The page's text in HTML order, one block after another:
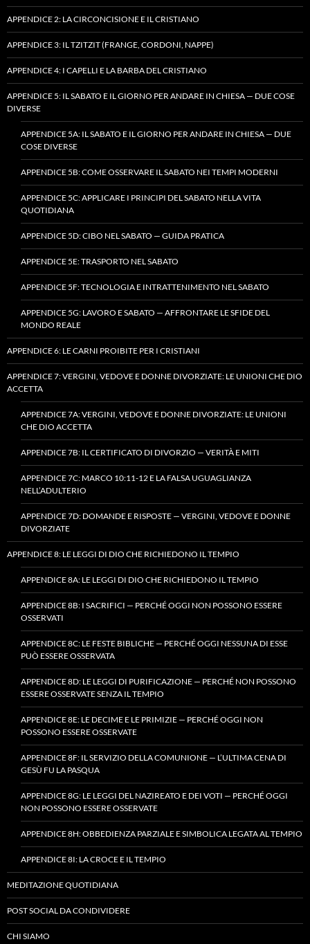
APPENDICE 2: LA CIRCONCISIONE E IL CRISTIANO
APPENDICE 3: IL TZITZIT (FRANGE, CORDONI, NAPPE)
APPENDICE 4: I CAPELLI E LA BARBA DEL CRISTIANO
APPENDICE 5: IL SABATO E IL GIORNO PER ANDARE IN CHIESA — DUE COSE
DIVERSE
APPENDICE 5A: IL SABATO E IL GIORNO PER ANDARE IN CHIESA — DUE
COSE DIVERSE
APPENDICE 5B: COME OSSERVARE IL SABATO NEI TEMPI MODERNI
APPENDICE 5C: APPLICARE I PRINCIPI DEL SABATO NELLA VITA
QUOTIDIANA
APPENDICE 5D: CIBO NEL SABATO — GUIDA PRATICA
APPENDICE 5E: TRASPORTO NEL SABATO
APPENDICE 5F: TECNOLOGIA E INTRATTENIMENTO NEL SABATO
APPENDICE 5G: LAVORO E SABATO — AFFRONTARE LE SFIDE DEL
MONDO REALE
APPENDICE 6: LE CARNI PROIBITE PER I CRISTIANI
APPENDICE 7: VERGINI, VEDOVE E DONNE DIVORZIATE: LE UNIONI CHE DIO
ACCETTA
APPENDICE 7A: VERGINI, VEDOVE E DONNE DIVORZIATE: LE UNIONI
CHE DIO ACCETTA
APPENDICE 7B: IL CERTIFICATO DI DIVORZIO — VERITÀ E MITI
APPENDICE 7C: MARCO 10:11-12 E LA FALSA UGUAGLIANZA
NELL’ADULTERIO
APPENDICE 7D: DOMANDE E RISPOSTE — VERGINI, VEDOVE E DONNE
DIVORZIATE
APPENDICE 8: LE LEGGI DI DIO CHE RICHIEDONO IL TEMPIO
APPENDICE 8A: LE LEGGI DI DIO CHE RICHIEDONO IL TEMPIO
APPENDICE 8B: I SACRIFICI — PERCHÉ OGGI NON POSSONO ESSERE
OSSERVATI
APPENDICE 8C: LE FESTE BIBLICHE — PERCHÉ OGGI NESSUNA DI ESSE
PUÒ ESSERE OSSERVATA
APPENDICE 8D: LE LEGGI DI PURIFICAZIONE — PERCHÉ NON POSSONO
ESSERE OSSERVATE SENZA IL TEMPIO
APPENDICE 8E: LE DECIME E LE PRIMIZIE — PERCHÉ OGGI NON
POSSONO ESSERE OSSERVATE
APPENDICE 8F: IL SERVIZIO DELLA COMUNIONE — L’ULTIMA CENA DI
GESÙ FU LA PASQUA
APPENDICE 8G: LE LEGGI DEL NAZIREATO E DEI VOTI — PERCHÉ OGGI
NON POSSONO ESSERE OSSERVATE
APPENDICE 8H: OBBEDIENZA PARZIALE E SIMBOLICA LEGATA AL TEMPIO
APPENDICE 8I: LA CROCE E IL TEMPIO
MEDITAZIONE QUOTIDIANA
POST SOCIAL DA CONDIVIDERE
CHI SIAMO